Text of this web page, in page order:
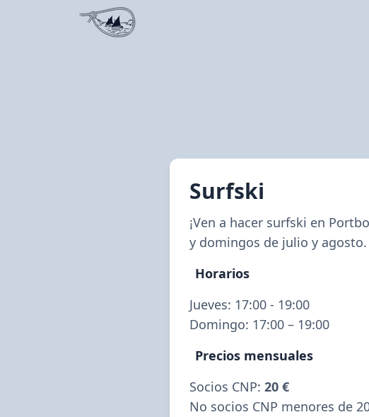
Surfski
¡Ven a hacer surfski en
y domingos de julio y agosto.
Horarios
Jueves: 17:00 - 19:00
Domingo: 17:00 – 19:00
Precios mensuales
Socios CNP: 20 €
No socios CNP menores de